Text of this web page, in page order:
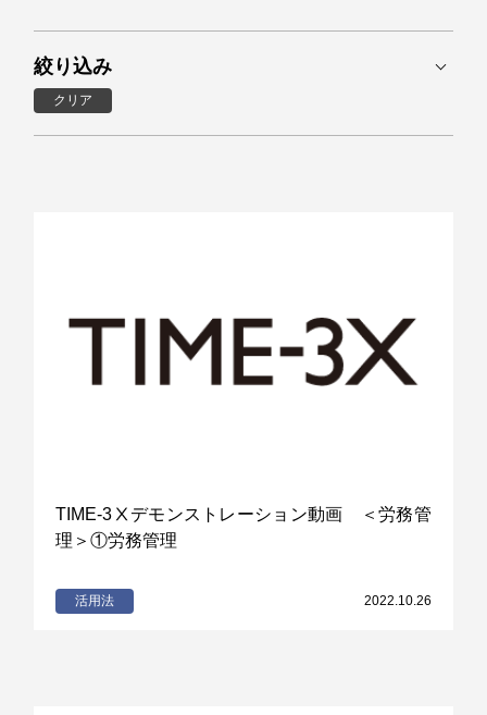
絞り込み
クリア
TIME-3Ⅹデモンストレーション動画 ＜労務管
理＞①労務管理
活用法 2022.10.26